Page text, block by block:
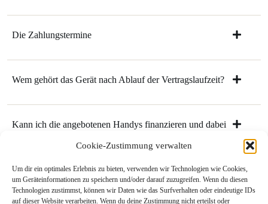
Cookie-Zustimmung verwalten
Um dir ein optimales Erlebnis zu bieten, verwenden wir Technologien wie Cookies,
um Geräteinformationen zu speichern und/oder darauf zuzugreifen. Wenn du diesen
Technologien zustimmst, können wir Daten wie das Surfverhalten oder eindeutige IDs
auf dieser Website verarbeiten. Wenn du deine Zustimmung nicht erteilst oder
Die Zahlungstermine
Wem gehört das Gerät nach Ablauf der Vertragslaufzeit?
Kann ich die angebotenen Handys finanzieren und dabei